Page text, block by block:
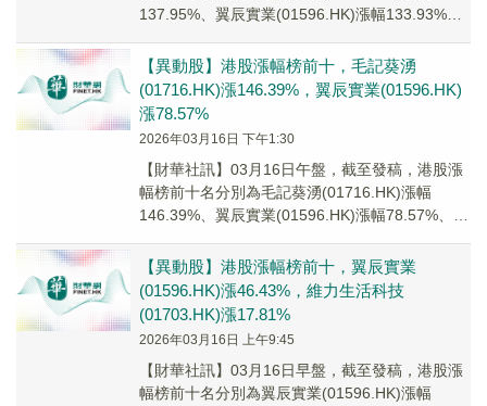
137.95%、翼辰實業(01596.HK)漲幅133.93%、
【異動股】港股漲幅榜前十，毛記葵湧
(01716.HK)漲146.39%，翼辰實業(01596.HK)
漲78.57%
2026年03月16日 下午1:30
【財華社訊】03月16日午盤，截至發稿，港股漲
幅榜前十名分別為毛記葵湧(01716.HK)漲幅
146.39%、翼辰實業(01596.HK)漲幅78.57%、怡
【異動股】港股漲幅榜前十，翼辰實業
(01596.HK)漲46.43%，維力生活科技
(01703.HK)漲17.81%
2026年03月16日 上午9:45
【財華社訊】03月16日早盤，截至發稿，港股漲
幅榜前十名分別為翼辰實業(01596.HK)漲幅